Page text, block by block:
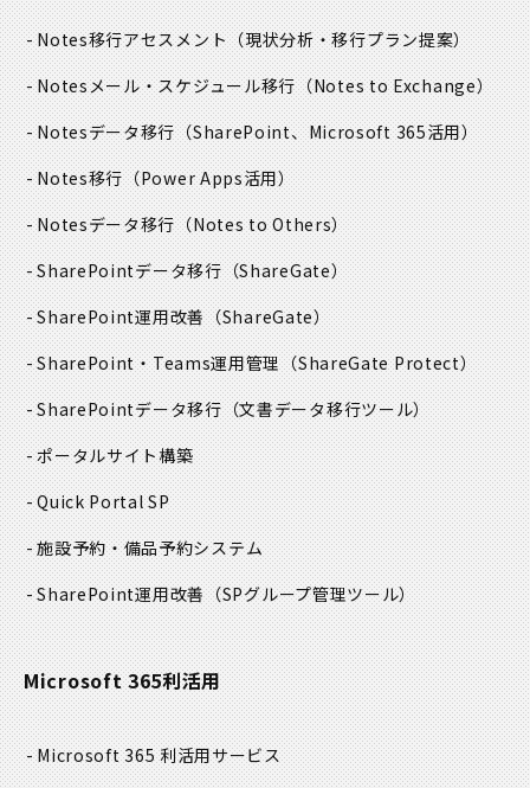
Notes移行アセスメント（現状分析・移行プラン提案）
Notesメール・スケジュール移行（Notes to Exchange）
Notesデータ移行（SharePoint、Microsoft 365活用）
Notes移行（Power Apps活用）
Notesデータ移行（Notes to Others）
SharePointデータ移行（ShareGate）
SharePoint運用改善（ShareGate）
SharePoint・Teams運用管理（ShareGate Protect）
SharePointデータ移行（文書データ移行ツール）
ポータルサイト構築
Quick Portal SP
施設予約・備品予約システム
SharePoint運用改善（SPグループ管理ツール）
Microsoft 365利活用
Microsoft 365 利活用サービス